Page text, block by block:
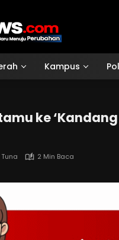
Kampus
ke
2 Min Baca